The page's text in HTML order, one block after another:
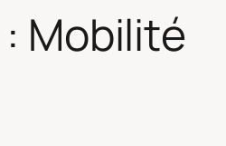
Mobilité